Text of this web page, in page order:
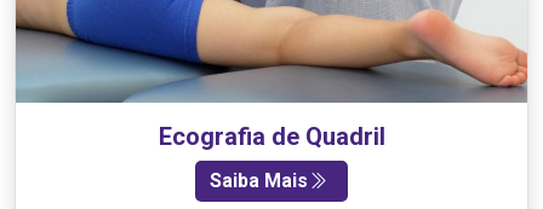
Ecografia de Quadril
Saiba Mais